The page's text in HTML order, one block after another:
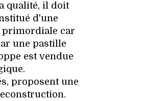
qualité, il doit
d'une
primordiale car
une pastille
est vendue
proposent une